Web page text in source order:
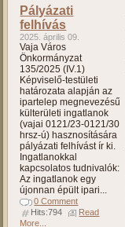
Pályázati
felhívás
2025. április 09.
Vaja Város
Önkormányzat
135/2025 (IV.1)
Képviselő-testületi
határozata alapján az
ipartelep megnevezésű
külterületi ingatlanok
(vajai 0121/23-0121/30
hrsz-ú) hasznosítására
pályázati felhívást ír ki.
Ingatlanokkal
kapcsolatos tudnivalók:
Az ingatlanok egy
újonnan épült ipari...
0 Comment
Hits:794
Read
More...